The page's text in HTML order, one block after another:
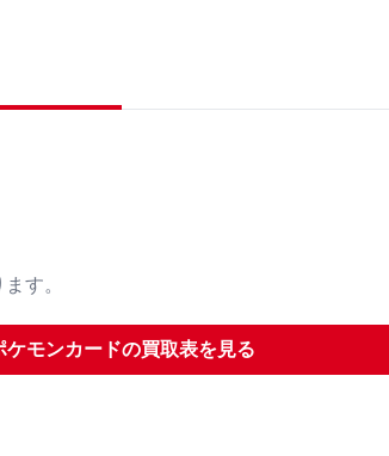
す。
ケモンカードの買取表を見る